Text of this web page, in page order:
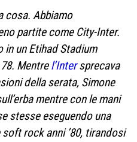
cosa. Abbiamo
partite come City-Inter.
un Etihad Stadium
Mentrel’Intersprecava
della serata, Simone
mentre con le mani
stesse eseguendo una
rock anni ’80, tirandosi